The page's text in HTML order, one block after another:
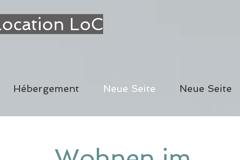
LoC
Hébergement Neue Seite Neue Seite